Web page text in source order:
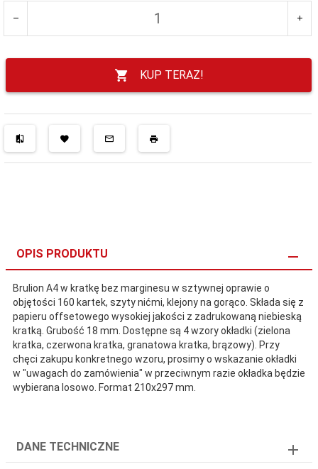
KUP TERAZ!
OPIS PRODUKTU
Brulion A4 w kratkę bez marginesu w sztywnej oprawie o
objętości 160 kartek, szyty nićmi, klejony na gorąco. Składa się z
papieru offsetowego wysokiej jakości z zadrukowaną niebieską
kratką. Grubość 18 mm. Dostępne są 4 wzory okładki (zielona
kratka, czerwona kratka, granatowa kratka, brązowy). Przy
chęci zakupu konkretnego wzoru, prosimy o wskazanie okładki
w "uwagach do zamówienia" w przeciwnym razie okładka będzie
wybierana losowo. Format 210x297 mm.
DANE TECHNICZNE